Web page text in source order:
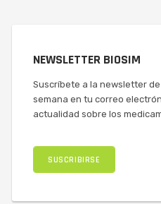
NEWSLETTER BIOSIM
Suscríbete a la newsletter
semana en tu correo
actualidad sobre los
SUSCRIBIRSE